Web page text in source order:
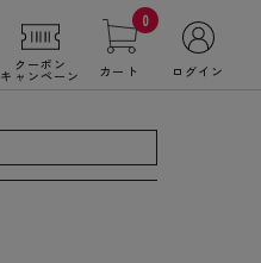
クーポン
キャンペーン
0
カート ログイン